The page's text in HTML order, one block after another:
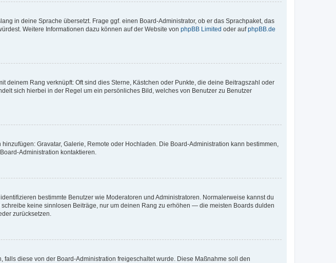
in deine Sprache übersetzt. Frage ggf. einen Board-Administrator, ob er das Sprachpaket, das
Weitere Informationen dazu können auf der Website von phpBB Limited oder aufphpBB.de
Rang verknüpft: Oft sind dies Sterne, Kästchen oder Punkte, die deine Beitragszahl oder
sich hierbei in der Regel um ein persönliches Bild, welches von Benutzer zu Benutzer
Gravatar, Galerie, Remote oder Hochladen. Die Board-Administration kann bestimmen,
Administration kontaktieren.
bestimmte Benutzer wie Moderatoren und Administratoren. Normalerweise kannst du
keine sinnlosen Beiträge, nur um deinen Rang zu erhöhen — die meisten Boards dulden
zurücksetzen.
diese von der Board-Administration freigeschaltet wurde. Diese Maßnahme soll den